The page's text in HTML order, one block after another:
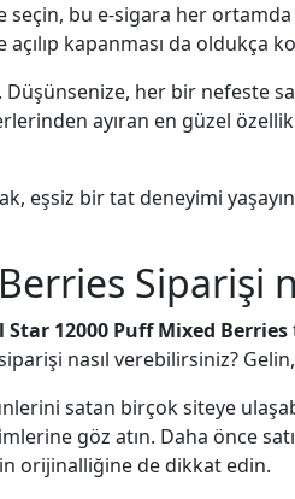
seçin, bu e-sigara her
kapanması da oldukça
Düşünsenize, her bir nefeste
ayıran en güzel
eşsiz bir tat deneyimi
Siparişi
Star 12000 Puff Mixed Berries
nasıl verebilirsiniz? Gelin,
satan birçok siteye
göz atın. Daha önce
orijinalliğine de dikkat edin.